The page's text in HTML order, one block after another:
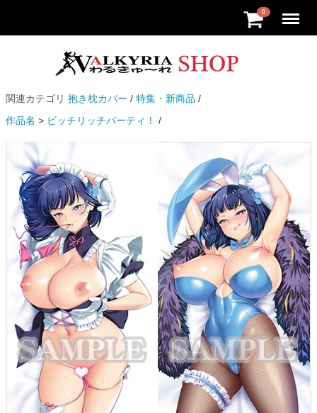
0
関連カテゴリ 抱き枕カバー
特集・新商品
作品名
ビッチリッチパーティ！